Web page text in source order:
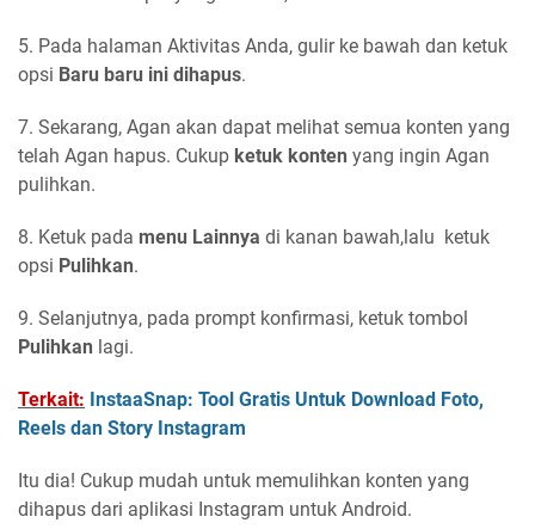
5. Pada halaman Aktivitas Anda, gulir ke bawah dan ketuk
opsi Baru baru ini dihapus.
7. Sekarang, Agan akan dapat melihat semua konten yang
telah Agan hapus. Cukup ketuk konten yang ingin Agan
pulihkan.
8. Ketuk pada menu Lainnya di kanan bawah,lalu ketuk
opsi Pulihkan.
9. Selanjutnya, pada prompt konfirmasi, ketuk tombol
Pulihkan lagi.
Terkait: InstaaSnap: Tool Gratis Untuk Download Foto,
Reels dan Story Instagram
Itu dia! Cukup mudah untuk memulihkan konten yang
dihapus dari aplikasi Instagram untuk Android.